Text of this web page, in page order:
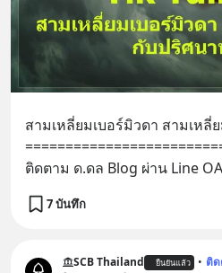
สามเหลี่ยมเบอร์มิวดา สามเห
ติดตาม ด.ดล Blog ผ่าน Line
7 บันทึก
SCB Thailand ยืนยันแล้ว • ติ